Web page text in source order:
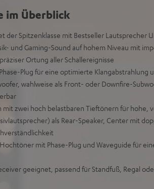
im Überblick
der Spitzenklasse mit Bestseller Lautsprecher
und Gaming-Sound auf hohem Niveau mit
Ortung aller Schallereignisse
Plug für eine optimierte Klangabstrahlung
wahlweise als Front- oder Downfire-
mit zwei hoch belastbaren Tieftönern für hohe,
als Rear-Speaker, Center mit
mit Phase-Plug und Waveguide für
geeignet, passend für Standfuß, Regal